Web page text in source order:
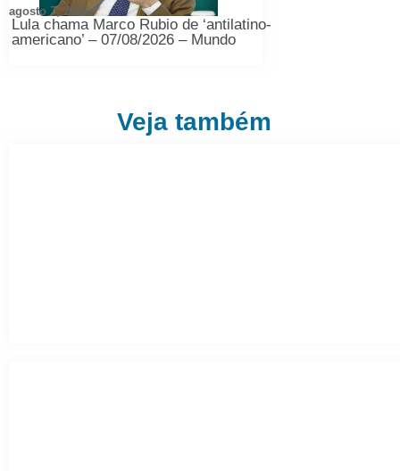
Lula chama Marco Rubio de ‘antilatino-
americano’ – 07/08/2026 – Mundo
agosto 7, 2026
Veja também